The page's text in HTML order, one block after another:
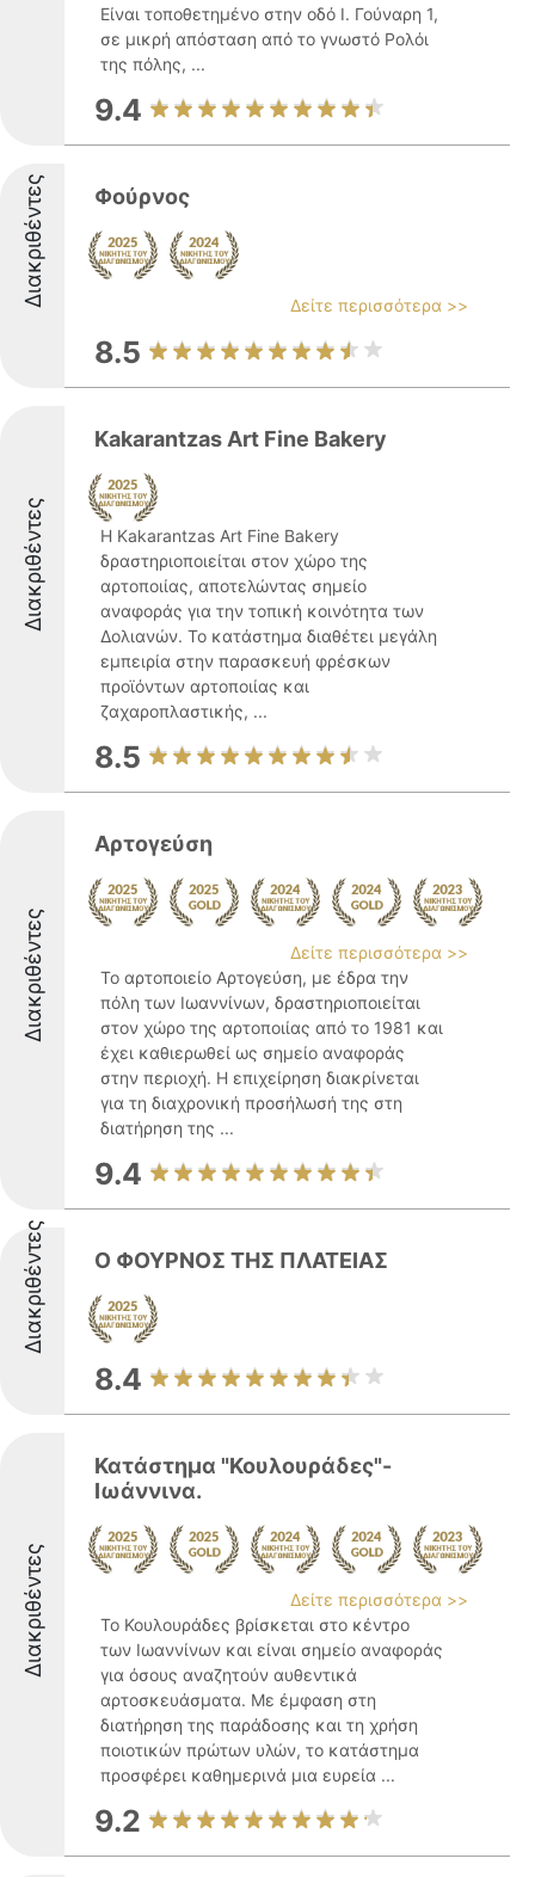
Είναι τοποθετημένο στην οδό Ι. Γούναρη 1,
σε μικρή απόσταση από το γνωστό Ρολόι
της πόλης, ...
9.4
Διακριθέντες Φούρνος
Δείτε περισσότερα >>
8.5
Διακριθέντες
Kakarantzas Art Fine Bakery
Η Kakarantzas Art Fine Bakery
δραστηριοποιείται στον χώρο της
αρτοποιίας, αποτελώντας σημείο
αναφοράς για την τοπική κοινότητα των
Δολιανών. Το κατάστημα διαθέτει μεγάλη
εμπειρία στην παρασκευή φρέσκων
προϊόντων αρτοποιίας και
ζαχαροπλαστικής, ...
8.5
Διακριθέντες
Αρτογεύση
Δείτε περισσότερα >>
Το αρτοποιείο Αρτογεύση, με έδρα την
πόλη των Ιωαννίνων, δραστηριοποιείται
στον χώρο της αρτοποιίας από το 1981 και
έχει καθιερωθεί ως σημείο αναφοράς
στην περιοχή. Η επιχείρηση διακρίνεται
για τη διαχρονική προσήλωσή της στη
διατήρηση της ...
9.4
Διακριθέντες Ο ΦΟΥΡΝΟΣ ΤΗΣ ΠΛΑΤΕΙΑΣ
8.4
Διακριθέντες
Κατάστημα "Κουλουράδες"-
Ιωάννινα.
Δείτε περισσότερα >>
Το Κουλουράδες βρίσκεται στο κέντρο
των Ιωαννίνων και είναι σημείο αναφοράς
για όσους αναζητούν αυθεντικά
αρτοσκευάσματα. Με έμφαση στη
διατήρηση της παράδοσης και τη χρήση
ποιοτικών πρώτων υλών, το κατάστημα
προσφέρει καθημερινά μια ευρεία ...
9.2